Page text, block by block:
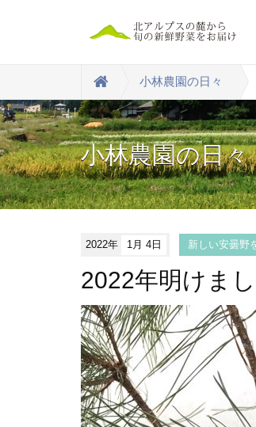
小林農園の日々
小林農園の日々
2022年 1月 4日 新しい安曇野
2022年明けま